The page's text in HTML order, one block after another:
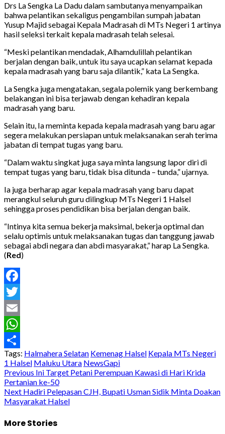
Drs La Sengka La Dadu dalam sambutanya menyampaikan
bahwa pelantikan sekaligus pengambilan sumpah jabatan
Yusup Majid sebagai Kepala Madrasah di MTs Negeri 1 artinya
hasil seleksi terkait kepala madrasah telah selesai.
“Meski pelantikan mendadak, Alhamdulillah pelantikan
berjalan dengan baik, untuk itu saya ucapkan selamat kepada
kepala madrasah yang baru saja dilantik,” kata La Sengka.
La Sengka juga mengatakan, segala polemik yang berkembang
belakangan ini bisa terjawab dengan kehadiran kepala
madrasah yang baru.
Selain itu, Ia meminta kepada kepala madrasah yang baru agar
segera melakukan persiapan untuk melaksanakan serah terima
jabatan di tempat tugas yang baru.
“Dalam waktu singkat juga saya minta langsung lapor diri di
tempat tugas yang baru, tidak bisa ditunda – tunda,” ujarnya.
Ia juga berharap agar kepala madrasah yang baru dapat
merangkul seluruh guru dilingkup MTs Negeri 1 Halsel
sehingga proses pendidikan bisa berjalan dengan baik.
“Intinya kita semua bekerja maksimal, bekerja optimal dan
selalu optimis untuk melaksanakan tugas dan tanggung jawab
sebagai abdi negara dan abdi masyarakat,” harap La Sengka.
(Red)
Facebook
Twitter
Email
WhatsApp
Share
Tags: Halmahera Selatan Kemenag Halsel Kepala MTs Negeri
1 Halsel Maluku Utara NewsGapi
Post
navigation
Previous Ini Target Petani Perempuan Kawasi di Hari Krida
Pertanian ke-50
Next Hadiri Pelepasan CJH, Bupati Usman Sidik Minta Doakan
Masyarakat Halsel
More Stories